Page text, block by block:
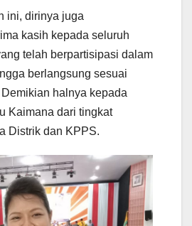
ini, dirinya juga
kasih kepada seluruh
telah berpartisipasi dalam
berlangsung sesuai
halnya kepada
Kaimana dari tingkat
Distrik dan KPPS.